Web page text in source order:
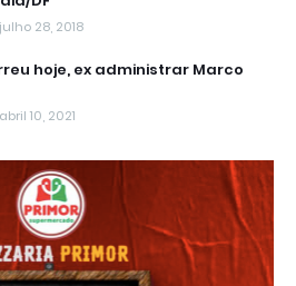
28, 2018
hoje, ex administrar Marco
10, 2021